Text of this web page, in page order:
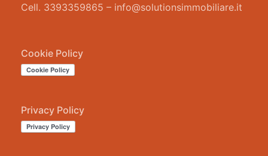
Cell. 3393359865 – info@solutionsimmobiliare.it
Cookie Policy
Privacy Policy